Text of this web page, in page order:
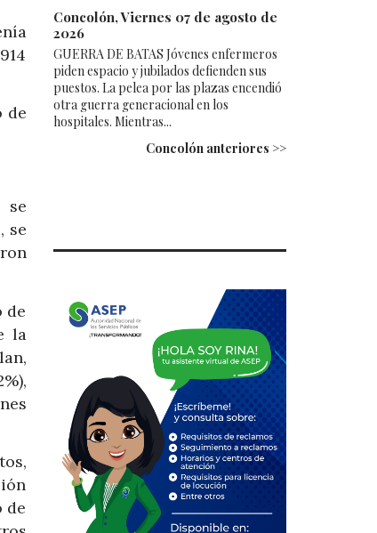
de
se
se
de
la
de
Concolón, Viernes 07 de agosto de
2026
GUERRA DE BATAS Jóvenes enfermeros
piden espacio y jubilados defienden sus
puestos. La pelea por las plazas encendió
otra guerra generacional en los
hospitales. Mientras...
Concolón anteriores >>